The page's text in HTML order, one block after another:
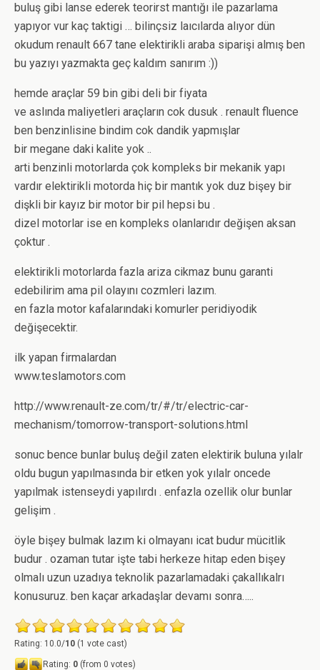
buluş gibi lanse ederek teorirst mantığı ile pazarlama
yapıyor vur kaç taktigi … bilinçsiz laıcılarda alıyor dün
okudum renault 667 tane elektirikli araba siparişi almış ben
bu yazıyı yazmakta geç kaldım sanırım :))
hemde araçlar 59 bin gibi deli bir fiyata
ve aslında maliyetleri araçların cok dusuk . renault fluence
ben benzinlisine bindim cok dandik yapmışlar
bir megane daki kalite yok ..
arti benzinli motorlarda çok kompleks bir mekanik yapı
vardır elektirikli motorda hiç bir mantık yok duz bişey bir
dişkli bir kayız bir motor bir pil hepsi bu .
dizel motorlar ise en kompleks olanlarıdır değişen aksan
çoktur .
elektirikli motorlarda fazla ariza cikmaz bunu garanti
edebilirim ama pil olayını cozmleri lazım.
en fazla motor kafalarındaki komurler peridiyodik
değişecektir.
ilk yapan firmalardan
www.teslamotors.com
http://www.renault-ze.com/tr/#/tr/electric-car-
mechanism/tomorrow-transport-solutions.html
sonuc bence bunlar buluş değil zaten elektirik buluna yılalr
oldu bugun yapılmasında bir etken yok yılalr oncede
yapılmak istenseydi yapılırdı . enfazla ozellik olur bunlar
gelişim .
öyle bişey bulmak lazım ki olmayanı icat budur mücitlik
budur . ozaman tutar işte tabi herkeze hitap eden bişey
olmalı uzun uzadıya teknolik pazarlamadaki çakallıkalrı
konusuruz. ben kaçar arkadaşlar devamı sonra…..
Rating: 10.0/10 (1 vote cast)
Rating: 0 (from 0 votes)